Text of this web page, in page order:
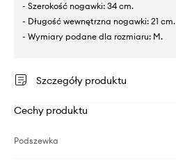
- Szerokość nogawki: 34 cm.
- Długość wewnętrzna nogawki: 21 cm.
- Wymiary podane dla rozmiaru: M.
Szczegóły produktu
Cechy produktu
Podszewka